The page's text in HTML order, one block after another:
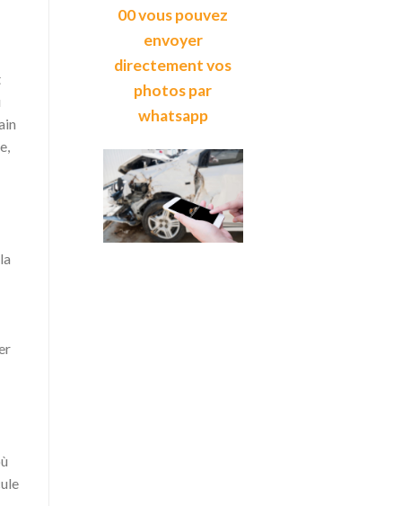
00 vous pouvez
envoyer
directement vos
photos par
whatsapp